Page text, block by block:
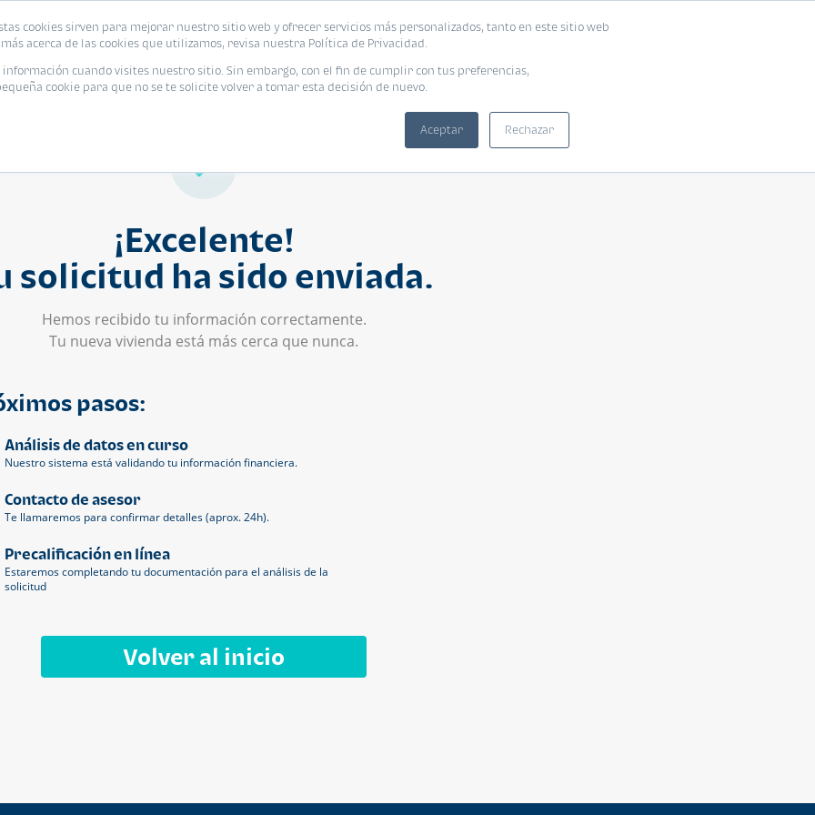
cookies sirven para mejorar nuestro sitio web y ofrecer servicios más personalizados, tanto en este sitio web
acerca de las cookies que utilizamos, revisa nuestra Política de Privacidad.
cuando visites nuestro sitio. Sin embargo, con el fin de cumplir con tus preferencias,
cookie para que no se te solicite volver a tomar esta decisión de nuevo.
Aceptar Rechazar
Eventos Promociones Blog Encuentra tu vivienda ideal
¡Excelente!
solicitud ha sido enviada.
Hemos recibido tu información correctamente.
Tu nueva vivienda está más cerca que nunca.
pasos:
Análisis de datos en curso
Nuestro sistema está validando tu información financiera.
Contacto de asesor
Te llamaremos para confirmar detalles (aprox. 24h).
Precalificación en línea
Estaremos completando tu documentación para el análisis de la
solicitud
Volver al inicio